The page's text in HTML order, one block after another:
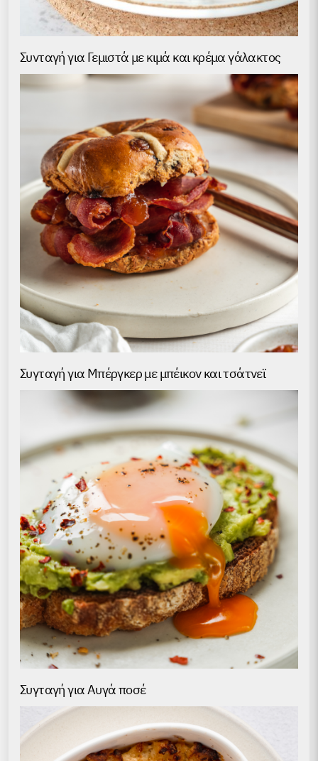
Συνταγή για Γεμιστά με κιμά και κρέμα γάλακτος
Συγταγή για Μπέργκερ με μπέικον και τσάτνεϊ
Συγταγή για Αυγά ποσέ